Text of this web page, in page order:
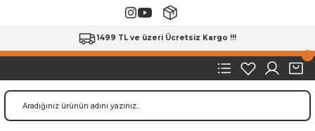
1499 TL ve üzeri Ücretsiz Kargo !!!